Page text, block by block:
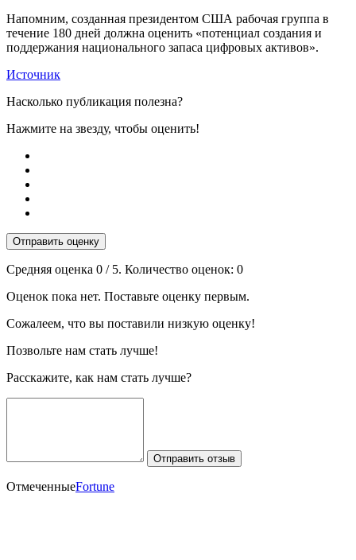
Напомним, созданная президентом США рабочая группа в
течение 180 дней должна оценить «потенциал создания и
поддержания национального запаса цифровых активов».
Источник
Насколько публикация полезна?
Нажмите на звезду, чтобы оценить!
Отправить оценку
Средняя оценка 0 / 5. Количество оценок: 0
Оценок пока нет. Поставьте оценку первым.
Сожалеем, что вы поставили низкую оценку!
Позвольте нам стать лучше!
Расскажите, как нам стать лучше?
Отправить отзыв
ОтмеченныеFortune